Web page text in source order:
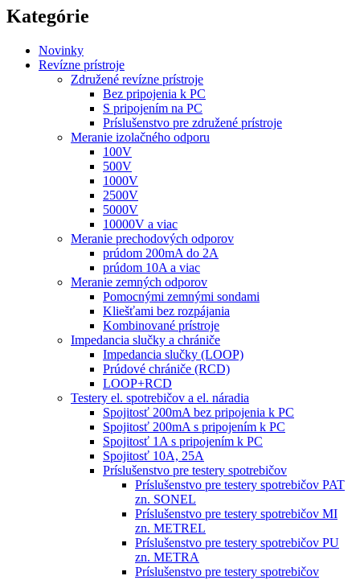
Kategórie
Novinky
Revízne prístroje
Združené revízne prístroje
Bez pripojenia k PC
S pripojením na PC
Príslušenstvo pre združené prístroje
Meranie izolačného odporu
100V
500V
1000V
2500V
5000V
10000V a viac
Meranie prechodových odporov
prúdom 200mA do 2A
prúdom 10A a viac
Meranie zemných odporov
Pomocnými zemnými sondami
Kliešťami bez rozpájania
Kombinované prístroje
Impedancia slučky a chrániče
Impedancia slučky (LOOP)
Prúdové chrániče (RCD)
LOOP+RCD
Testery el. spotrebičov a el. náradia
Spojitosť 200mA bez pripojenia k PC
Spojitosť 200mA s pripojením k PC
Spojitosť 1A s pripojením k PC
Spojitosť 10A, 25A
Príslušenstvo pre testery spotrebičov
Príslušenstvo pre testery spotrebičov PAT
zn. SONEL
Príslušenstvo pre testery spotrebičov MI
zn. METREL
Príslušenstvo pre testery spotrebičov PU
zn. METRA
Príslušenstvo pre testery spotrebičov